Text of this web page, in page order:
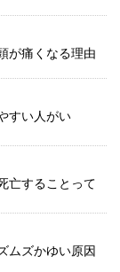
が痛くなる理由
すい人がい
亡することって
ムズかゆい原因